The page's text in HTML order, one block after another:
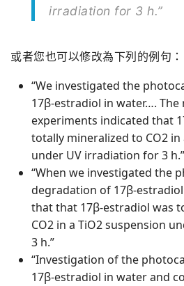
irradiation for 3 h.”
或者您也可以修改為下列的例句：
“We investigated the
17β-estradiol in water….
experiments indicated that
totally mineralized to CO2 in
under UV irradiation for 3 h.”
“When we investigated the
degradation of 17β-
that that 17β-estradiol was
CO2 in a TiO2 suspension
3 h.”
“Investigation of the
17β-estradiol in water and